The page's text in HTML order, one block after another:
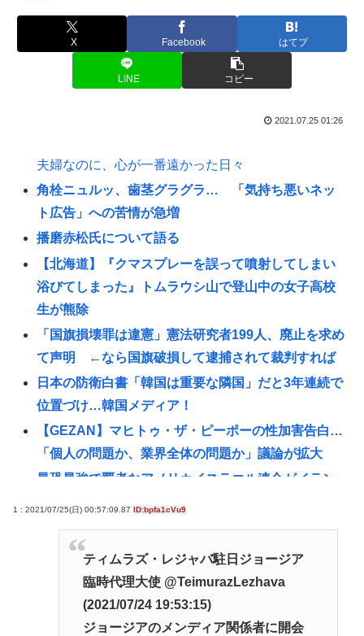
X Facebook はてブ
LINE コピー
2021.07.25 01:26
夫婦なのに、心が一番遠かった日々
角栓ニュルッ、歯茎グラグラ… 「気持ち悪いネッ
ト広告」への苦情が急増
播磨赤松氏について語る
【北海道】『クマスプレーを誤って噴射してしまい
浴びてしまった』トムラウシ山で登山中の女子高校
生が熊除
「国旗損壊罪は違憲」憲法研究者199人、廃止を求め
て声明 ←なら国旗破損して逮捕されて裁判すれば
日本の防衛白書「韓国は重要な隣国」だと3年連続で
位置づけ…韓国メディア！
【GEZAN】マヒトゥ・ザ・ピーポーの性加害告白…
「個人の問題か、業界全体の問題か」議論が拡大
最恐最強で覇者なアメリカイスラエル連合がイラン
【衝撃】100万部を切ったジャンプが最強部数653万
部を記録した時の週刊少年ジャンプの面子がヤバす
赤十字、スペイン領セウタに殺到した不法移民に物
資を支給
1 : 2021/07/25(日) 00:57:09.87 ID:bpfa1cVu9
ティムラズ・レジャバ駐日ジョージア
臨時代理大使 @TeimurazLezhava
(2021/07/24 19:53:15)
ジョージアのメンディア関係者に開会